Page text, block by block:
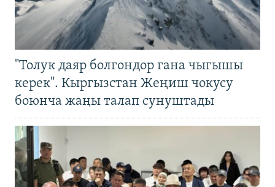
"Толук даяр болгондор гана чыгышы
керек". Кыргызстан Жеңиш чокусу
боюнча жаңы талап сунуштады